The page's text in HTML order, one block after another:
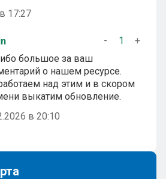
17:27
- 1
+
большое за ваш
о нашем ресурсе.
над этим и в скором
выкатим обновление.
в 20:10